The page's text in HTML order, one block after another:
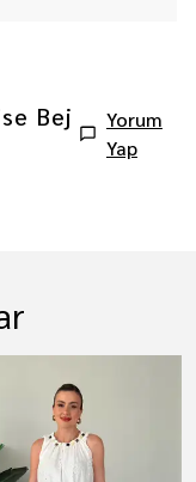
Bej
Yorum
Yap